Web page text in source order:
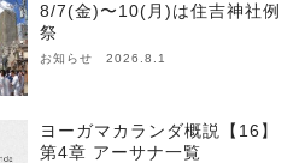
8/7(金)〜10(月)は住吉神社例
祭
お知らせ 2026.8.1
ヨーガマカランダ概説【16】
第4章 アーサナ一覧